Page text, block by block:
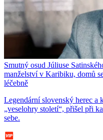
Smutný osud Júliuse
manželství v Karibiku, domů
léčebně
Legendární slovenský herec
„veselohry století“, přišel při
sebe.